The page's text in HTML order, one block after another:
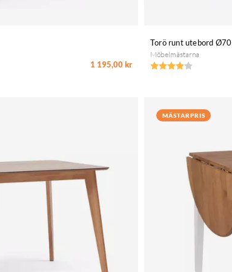
1 195,00 kr
Torö runt utebord Ø70
Möbelmästarna
Betyg:
4.0 utav 5 stjärnor
MÄSTARPRIS